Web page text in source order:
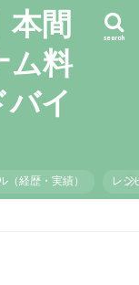
本間
ム料
イ
search
（経歴・実績） レシ